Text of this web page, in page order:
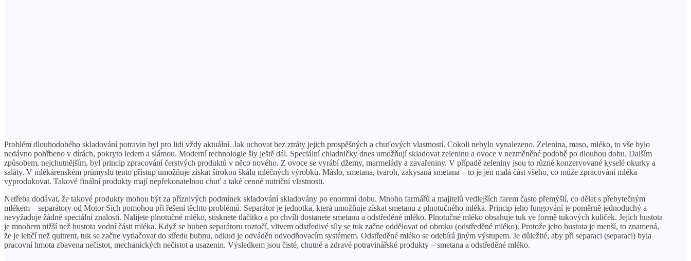
Problém dlouhodobého skladování potravin byl pro lidi vždy aktuální. Jak uchovat bez ztráty jejich prospěšných a chuťových vlastností. Cokoli nebylo vynalezeno. Zelenina, maso, mléko, to vše bylo
nedávno pohřbeno v dírách, pokryto ledem a slámou. Moderní technologie šly ještě dál. Speciální chladničky dnes umožňují skladovat zeleninu a ovoce v nezměněné podobě po dlouhou dobu. Dalším
způsobem, nejchutnějším, byl princip zpracování čerstvých produktů v něco nového. Z ovoce se vyrábí džemy, marmelády a zavařeniny. V případě zeleniny jsou to různé konzervované kyselé okurky a
saláty. V mlékárenském průmyslu tento přístup umožňuje získat širokou škálu mléčných výrobků. Máslo, smetana, tvaroh, zakysaná smetana – to je jen malá část všeho, co může zpracování mléka
vyprodukovat. Takové finální produkty mají nepřekonatelnou chuť a také cenné nutriční vlastnosti.
Netřeba dodávat, že takové produkty mohou být za příznivých podmínek skladování skladovány po enormní dobu. Mnoho farmářů a majitelů vedlejších farem často přemýšlí, co dělat s přebytečným
mlékem – separátory od Motor Sich pomohou při řešení těchto problémů. Separátor je jednotka, která umožňuje získat smetanu z plnotučného mléka. Princip jeho fungování je poměrně jednoduchý a
nevyžaduje žádné speciální znalosti. Nalijete plnotučné mléko, stisknete tlačítko a po chvíli dostanete smetanu a odstředěné mléko. Plnotučné mléko obsahuje tuk ve formě tukových kuliček. Jejich hustota
je mnohem nižší než hustota vodní části mléka. Když se buben separátoru roztočí, vlivem odstředivé síly se tuk začne oddělovat od obroku (odstředěné mléko). Protože jeho hustota je menší, to znamená,
že je lehčí než quitrent, tuk se začne vytlačovat do středu bubnu, odkud je odváděn odvodňovacím systémem. Odstředěné mléko se odebírá jiným výstupem. Je důležité, aby při separaci (separaci) byla
pracovní hmota zbavena nečistot, mechanických nečistot a usazenin. Výsledkem jsou čisté, chutné a zdravé potravinářské produkty – smetana a odstředěné mléko.